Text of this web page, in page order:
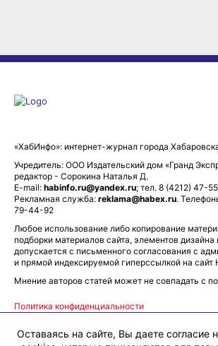
«ХабИнфо»: интернет-журнал города
Учредитель: ООО Издательский дом «Гранд
редактор - Сорокина Наталья Д.
E-mail: habinfo.ru@yandex.ru; тел. 8 (4212) 47-
Рекламная служба: reklama@habex.ru.
79-44-92
Любое использование либо копирование
подборки материалов сайта, элементов
допускается с письменного согласования с
и прямой индексируемой гиперссылкой на сайт
Мнение авторов статей может не совпадать с
Политика конфиденциальности
Оставаясь на сайте, Вы даете согласие